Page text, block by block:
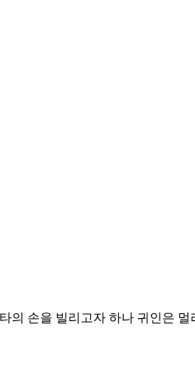
의 손을 빌리고자 하나 귀인은